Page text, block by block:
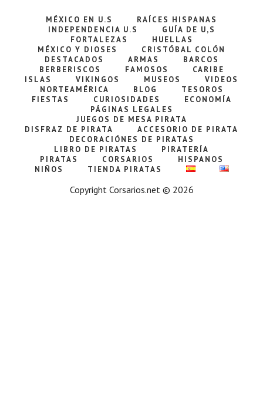
MÉXICO EN U.S
RAÍCES HISPANAS
INDEPENDENCIA U.S
GUÍA DE U,S
FORTALEZAS
HUELLAS
MÉXICO Y DIOSES
CRISTÓBAL COLÓN
DESTACADOS
ARMAS
BARCOS
BERBERISCOS
FAMOSOS
CARIBE
ISLAS
VIKINGOS MUSEOS
VIDEOS
NORTEAMÉRICA
BLOG
TESOROS
FIESTAS
CURIOSIDADES
ECONOMÍA
PÁGINAS LEGALES
JUEGOS DE MESA PIRATA
DISFRAZ DE PIRATA
ACCESORIO DE PIRATA
DECORACIÓNES DE PIRATAS
LIBRO DE PIRATAS
PIRATERÍA
PIRATAS
CORSARIOS
HISPANOS
NIÑOS
TIENDA PIRATAS
Copyright Corsarios.net © 2026